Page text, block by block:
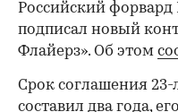
Российский
подписал новый
Флайерз». Об этом
Срок соглашения
составил два года,